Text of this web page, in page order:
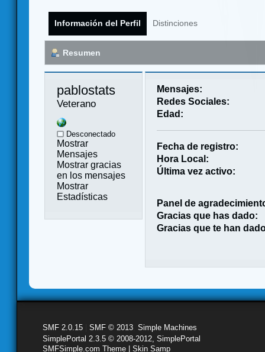
Información del Perfil Distinciones
Resumen
pablostats
Veterano
Desconectado
Mostrar
Mensajes
Mostrar gracias
en los mensajes
Mostrar
Estadísticas
Mensajes:
Redes Sociales:
Edad:
Fecha de registro:
Hora Local:
Última vez activo:
Panel de
Gracias que has dado:
Gracias que te han
SMF 2.0.15 SMF © 2013 Simple Machines
SimplePortal 2.3.5 © 2008-2012, SimplePortal
SMFSimple.com Theme | Skin Samp